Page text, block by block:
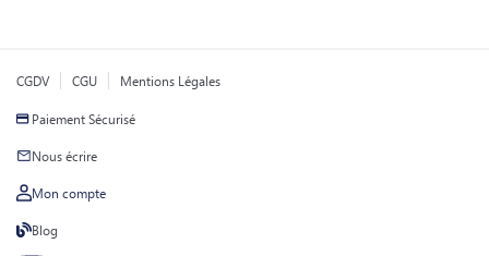
CGDV CGU Mentions Légales
Paiement Sécurisé
Nous écrire
Mon compte
Blog